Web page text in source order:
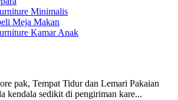
Minimalis
Meja Makan
Kamar Anak
pak, Tempat Tidur dan Lemari Pakaian
kendala sedikit di pengiriman kare...